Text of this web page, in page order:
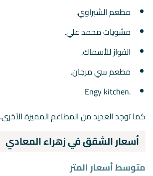
مطعم الشبراوي.
مشويات محمد علي.
الفواز للأسماك.
مطعم سي مرجان.
.Engy kitchen
كما توجد العديد من المطاعم المميزة الأخرى.
أسعار الشقق في زهراء المعادي
متوسط أسعار المتر